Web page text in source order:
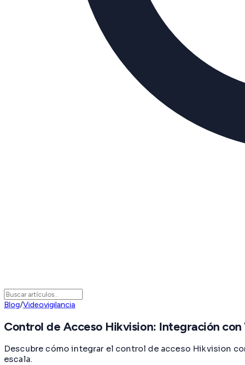
Blog/Videovigilancia
Control de Acceso Hikvision: Integración
Descubre cómo integrar el control de acceso Hikvision
escala.